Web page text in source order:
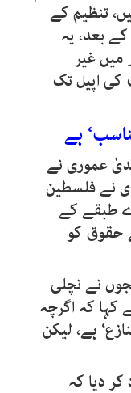
تنظیم کے
بعد، یہ
میں غیر
کی اپیل تک
ہے
عموری نے
نے فلسطین
طبقے کے
حقوق کو
نے نچلی
کہا کہ اگرچہ
ہے، لیکن
دیا کہ